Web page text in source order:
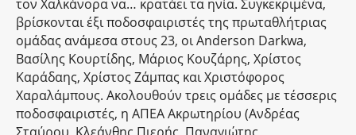
τον Χαλκάνορα να… κρατάει τα ηνία. Συγκεκριμένα,
βρίσκονται έξι ποδοσφαιριστές της πρωταθλήτριας
ομάδας ανάμεσα στους 23, οι Anderson Darkwa,
Βασίλης Κουρτίδης, Μάριος Κουζάρης, Χρίστος
Καράδαης, Χρίστος Ζάμπας και Χριστόφορος
Χαραλάμπους. Ακολουθούν τρεις ομάδες με τέσσερις
ποδοσφαιριστές, η ΑΠΕΑ Ακρωτηρίου (Ανδρέας